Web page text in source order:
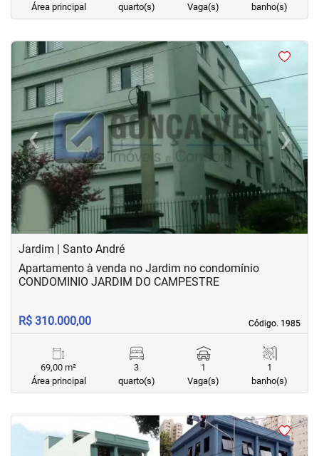
Área principal
quarto(s)
Vaga(s)
banho(s)
<
‹Previous ›Next
Jardim | Santo André
Código. 1985
Código. 1985
Apartamento à venda no Jardim no condomínio
CONDOMINIO JARDIM DO CAMPESTRE
R$ 310.000,00
69,00 m²
Área principal
3
quarto(s)
1
Vaga(s)
1
banho(s)